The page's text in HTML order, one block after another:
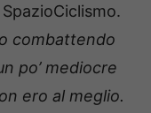
combattendo
po’ mediocre
ero al meglio.